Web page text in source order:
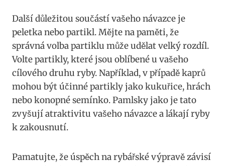
Další důležitou součástí vašeho návazce je
peletka nebo partikl. Mějte na⁤ paměti, že
správná volba partiklu může udělat velký rozdíl.
Volte partikly, ‍které jsou oblíbené u vašeho
cílového druhu ryby. Například, v případě kaprů
mohou být ⁤účinné partikly jako kukuřice, hrách
nebo konopné semínko. Pamlsky jako ‍je tato
zvyšují atraktivitu ​vašeho návazce a lákají ryby
k zakousnutí.
Pamatujte, že úspěch na rybářské výpravě závisí